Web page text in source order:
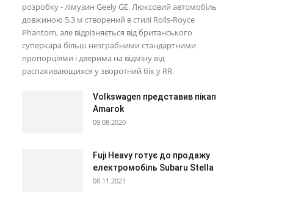
розробку - лімузин Geely GE. Люксовий автомобіль
довжиною 5,3 м створений в стилі Rolls-Royce
Phantom, але відрізняється від британського
суперкара більш незграбними стандартними
пропорціями і дверима на відміну від
распахивающихся у зворотний бік у RR.
Volkswagen представив пікап
Amarok
09.08.2020
Fuji Heavy готує до продажу
електромобіль Subaru Stella
08.11.2021